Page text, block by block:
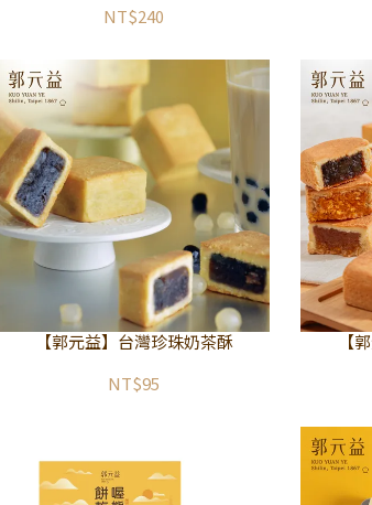
NT$240
【郭元益】台灣珍珠奶茶酥
NT$95
【